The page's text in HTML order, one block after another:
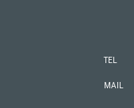
TEL
MAIL